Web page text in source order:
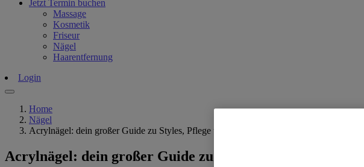
Jetzt Termin buchen
Massage
Kosmetik
Friseur
Nägel
Haarentfernung
Login
Home
Nägel
Acrylnägel: dein großer Guide zu Styles, Pflege und Ablauf
Acrylnägel: dein großer Guide zu Styles, Pflege und Ablauf